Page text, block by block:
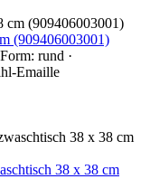
(909406003001)
rund ·
Emaille
38 x 38 cm